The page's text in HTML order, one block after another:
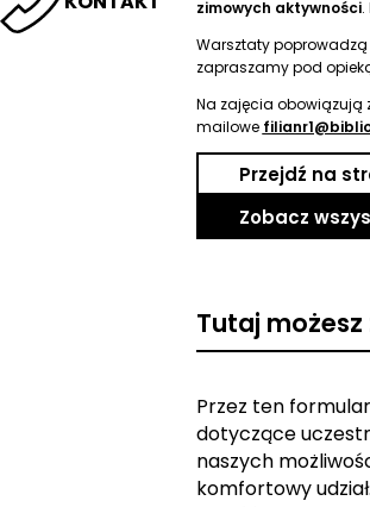
zimowych aktywności.
Warsztaty poprowadzą
zapraszamy pod
Na zajęcia obowiązują
mailowe
Przejdź na
Zobacz
Tutaj
Przez ten
dotyczące
naszych
komfortowy